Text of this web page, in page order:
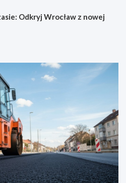
Odkryj Wrocław z nowej